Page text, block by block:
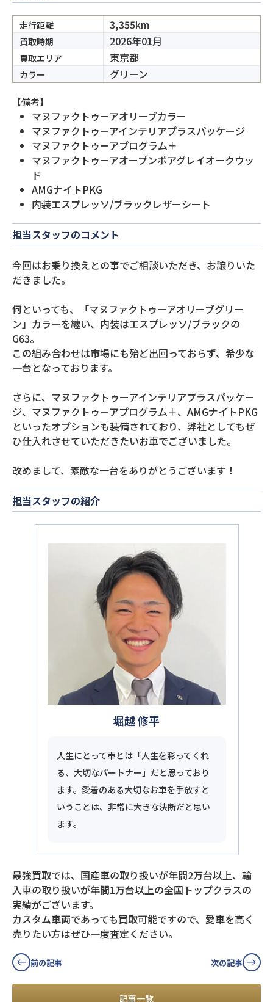
走行距離 3,355km
買取時期 2026年01月
買取エリア 東京都
カラー グリーン
【備考】
マヌファクトゥーアオリーブカラー
マヌファクトゥーアインテリアプラスパッケージ
マヌファクトゥーアプログラム＋
マヌファクトゥーアオープンポアグレイオークウッ
ド
AMGナイトPKG
内装エスプレッソ/ブラックレザーシート
担当スタッフのコメント
今回はお乗り換えとの事でご相談いただき、お譲りいた
だきました。
何といっても、「マヌファクトゥーアオリーブグリー
ン」カラーを纏い、内装はエスプレッソ/ブラックの
G63。
この組み合わせは市場にも殆ど出回っておらず、希少な
一台となっております。
さらに、マヌファクトゥーアインテリアプラスパッケー
ジ、マヌファクトゥーアプログラム＋、AMGナイトPKG
といったオプションも装備されており、弊社としてもぜ
ひ仕入れさせていただきたいお車でございました。
改めまして、素敵な一台をありがとうございます！
担当スタッフの紹介
堀越 修平
人生にとって車とは「人生を彩ってくれ
る、大切なパートナー」だと思っており
ます。愛着のある大切なお車を手放すと
いうことは、非常に大きな決断だと思い
ます。
最強買取では、国産車の取り扱いが年間2万台以上、輸
入車の取り扱いが年間1万台以上の全国トップクラスの
実績がございます。
カスタム車両であっても買取可能ですので、愛車を高く
売りたい方はぜひ一度査定ください。
前の記事
記事一覧
次の記事